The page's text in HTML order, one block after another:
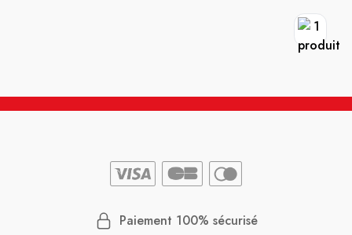
Paiement 100% sécurisé